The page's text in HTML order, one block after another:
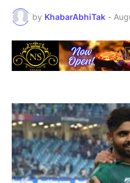
by KhabarAbhiTak -